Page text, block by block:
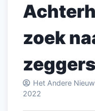
zoek
zeggers
Het Andere
2022